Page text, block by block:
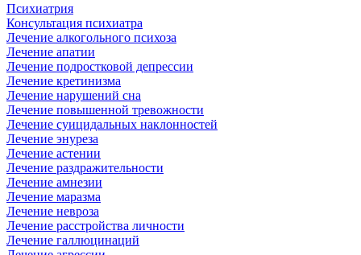
Психиатрия
Консультация психиатра
Лечение алкогольного психоза
Лечение апатии
Лечение подростковой депрессии
Лечение кретинизма
Лечение нарушений сна
Лечение повышенной тревожности
Лечение суицидальных наклонностей
Лечение энуреза
Лечение астении
Лечение раздражительности
Лечение амнезии
Лечение маразма
Лечение невроза
Лечение расстройства личности
Лечение галлюцинаций